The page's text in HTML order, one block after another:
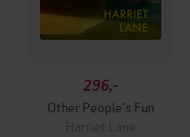
296,-
Other People's Fun
Harriet Lane